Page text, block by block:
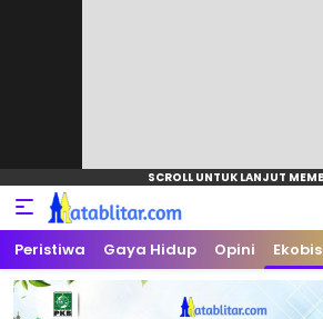
MATABLITAR.COM
MEDIA BLITAR
Peristiwa Gaya Hidup Opini Ekobis